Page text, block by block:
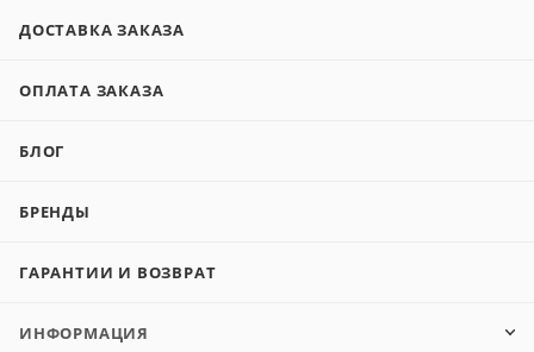
ДОСТАВКА ЗАКАЗА
ОПЛАТА ЗАКАЗА
БЛОГ
БРЕНДЫ
ГАРАНТИИ И ВОЗВРАТ
ИНФОРМАЦИЯ